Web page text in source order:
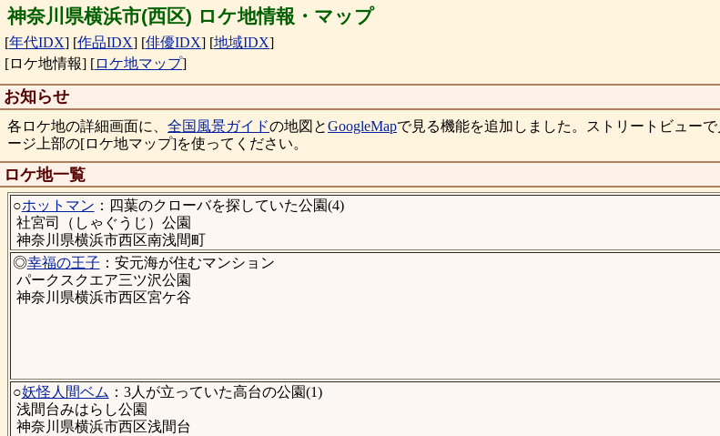
神奈川県横浜市(西区) ロケ地情報・マップ
[年代IDX] [作品IDX] [俳優IDX] [地域IDX]
[ロケ地情報] [ロケ地マップ]
お知らせ
各ロケ地の詳細画面に、 全国風景ガイドの地図とGoogleMapで見る機能を追加しました。ストリートビュー
ージ上部の[ロケ地マップ]を使ってください。
ロケ地一覧
○ホットマン ：四葉のクローバを探していた公園(4)
社宮司（しゃぐうじ）公園
神奈川県横浜市西区南浅間町
◎幸福の王子 ：安元海が住むマンション
パークスクエア三ツ沢公園
神奈川県横浜市西区宮ケ谷
○妖怪人間ベム ：3人が立っていた高台の公園(1)
浅間台みはらし公園
神奈川県横浜市西区浅間台